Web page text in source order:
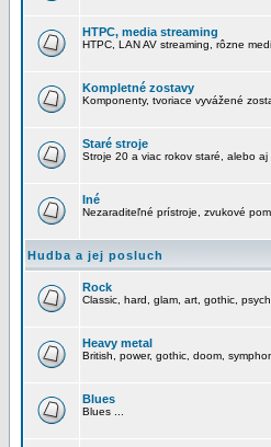
HTPC, media streaming
HTPC, LAN AV streaming, rôzne
Kompletné zostavy
Komponenty, tvoriace vyvážené
Staré stroje
Stroje 20 a viac rokov staré, alebo aj
Iné
Nezaraditeľné prístroje, zvukové
Hudba a jej posluch
Rock
Classic, hard, glam, art, gothic,
Heavy metal
British, power, gothic, doom,
Blues
Blues ...